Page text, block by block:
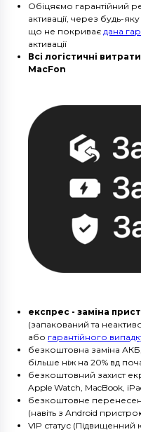
Обіцяємо гарантійний
активації, через будь-
що не покриває дана
активації
Всі логістичні
MacFon
експрес - заміна
(запакований та
або гарантійного
безкоштовна заміна
більше ніж на 20% вд
безкоштовний захист
Apple Watch, MacBook,
безкоштовне
(навіть з Android
VIP статус (Підвищенний